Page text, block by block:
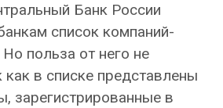
Банк России
список компаний-
польза от него не
как в списке представлены
зарегистрированные в